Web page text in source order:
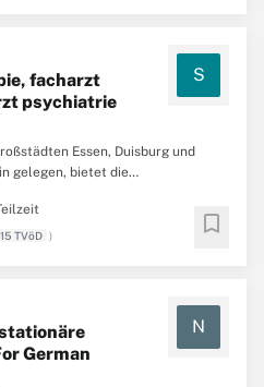
facharzt
psychiatrie
S
Essen, Duisburg und
gelegen, bietet die
Leben einer Metropole
In vielfältigen
15 TVöD ) bookmark
German
N